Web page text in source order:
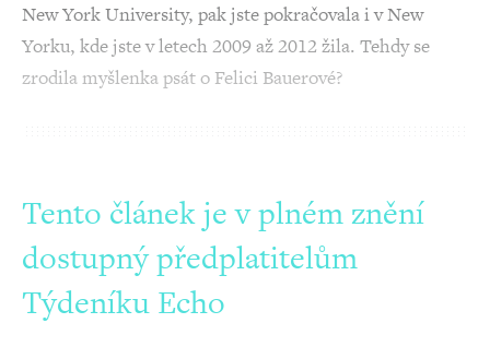
New York University, pak jste pokračovala i v New
Yorku, kde jste v letech 2009 až 2012 žila. Tehdy se
zrodila myšlenka psát o Felici Bauerové?
Tento článek je v plném znění
dostupný předplatitelům
Týdeníku Echo